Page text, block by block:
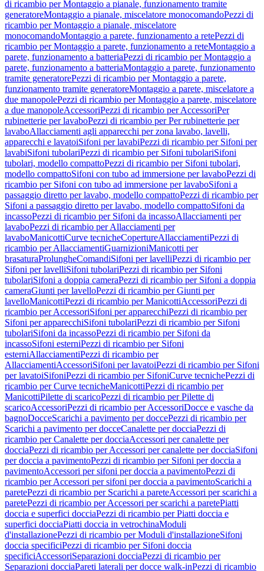
di ricambio per Montaggio a pianale, funzionamento tramite
generatoreMontaggio a pianale, miscelatore monocomandoPezzi di
ricambio per Montaggio a pianale, miscelatore
monocomandoMontaggio a parete, funzionamento a retePezzi di
ricambio per Montaggio a parete, funzionamento a reteMontaggio a
parete, funzionamento a batteriaPezzi di ricambio per Montaggio a
parete, funzionamento a batteriaMontaggio a parete, funzionamento
tramite generatorePezzi di ricambio per Montaggio a parete,
funzionamento tramite generatoreMontaggio a parete, miscelatore a
due manopolePezzi di ricambio per Montaggio a parete, miscelatore
a due manopoleAccessoriPezzi di ricambio per AccessoriPer
rubinetterie per lavaboPezzi di ricambio per Per rubinetterie per
lavaboAllacciamenti agli apparecchi per zona lavabo, lavelli,
apparecchi e lavatoiSifoni per lavabiPezzi di ricambio per Sifoni per
lavabiSifoni tubolariPezzi di ricambio per Sifoni tubolariSifoni
tubolari, modello compattoPezzi di ricambio per Sifoni tubolari,
modello compattoSifoni con tubo ad immersione per lavaboPezzi di
ricambio per Sifoni con tubo ad immersione per lavaboSifoni a
passaggio diretto per lavabo, modello compattoPezzi di ricambio per
Sifoni a passaggio diretto per lavabo, modello compattoSifoni da
incassoPezzi di ricambio per Sifoni da incassoAllacciamenti per
lavaboPezzi di ricambio per Allacciamenti per
lavaboManicottiCurve tecnicheCopertureAllacciamentiPezzi di
ricambio per AllacciamentiGuarnizioniManicotti per
brasaturaProlungheComandiSifoni per lavelliPezzi di ricambio per
Sifoni per lavelliSifoni tubolariPezzi di ricambio per Sifoni
tubolariSifoni a doppia cameraPezzi di ricambio per Sifoni a doppia
cameraGiunti per lavelloPezzi di ricambio per Giunti per
lavelloManicottiPezzi di ricambio per ManicottiAccessoriPezzi di
ricambio per AccessoriSifoni per apparecchiPezzi di ricambio per
Sifoni per apparecchiSifoni tubolariPezzi di ricambio per Sifoni
tubolariSifoni da incassoPezzi di ricambio per Sifoni da
incassoSifoni esterniPezzi di ricambio per Sifoni
esterniAllacciamentiPezzi di ricambio per
AllacciamentiAccessoriSifoni per lavatoiPezzi di ricambio per Sifoni
per lavatoiSifoniPezzi di ricambio per SifoniCurve tecnichePezzi di
ricambio per Curve tecnicheManicottiPezzi di ricambio per
ManicottiPilette di scaricoPezzi di ricambio per Pilette di
scaricoAccessoriPezzi di ricambio per AccessoriDocce e vasche da
bagnoDocceScarichi a pavimento per doccePezzi di ricambio per
Scarichi a pavimento per docceCanalette per docciaPezzi di
ricambio per Canalette per docciaAccessori per canalette per
docciaPezzi di ricambio per Accessori per canalette per docciaSifoni
per doccia a pavimentoPezzi di ricambio per Sifoni per doccia a
pavimentoAccessori per sifoni per doccia a pavimentoPezzi di
ricambio per Accessori per sifoni per doccia a pavimentoScarichi a
paretePezzi di ricambio per Scarichi a pareteAccessori per scarichi a
paretePezzi di ricambio per Accessori per scarichi a paretePiatti
doccia e superfici docciaPezzi di ricambio per Piatti doccia e
superfici docciaPiatti doccia in vetrochinaModuli
d'installazionePezzi di ricambio per Moduli d'installazioneSifoni
doccia specificiPezzi di ricambio per Sifoni doccia
specificiAccessoriSeparazioni docciaPezzi di ricambio per
Separazioni docciaPareti laterali per docce walk-inPezzi di ricambio